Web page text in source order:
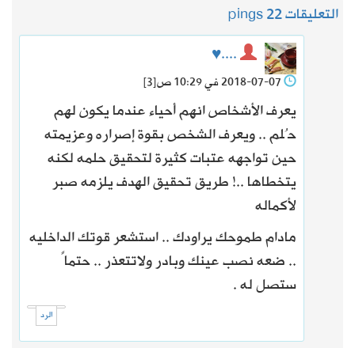
التعليقات 2 2 pings
....♥️
[3]
يعرف الأشخاص انهم أحياء عندما يكون لهم
حُلم .. ويعرف الشخص بقوة إصراره وعزيمته
حين تواجهه عتبات كثيرة لتحقيق حلمه لكنه
يتخطاها ..! طريق تحقيق الهدف يلزمه صبر
لأكماله
مادام طموحك يراودك .. استشعر قوتك الداخليه
.. ضعه نصب عينك وبادر ولاتتعذر .. حتماً
ستصل له .
الرد